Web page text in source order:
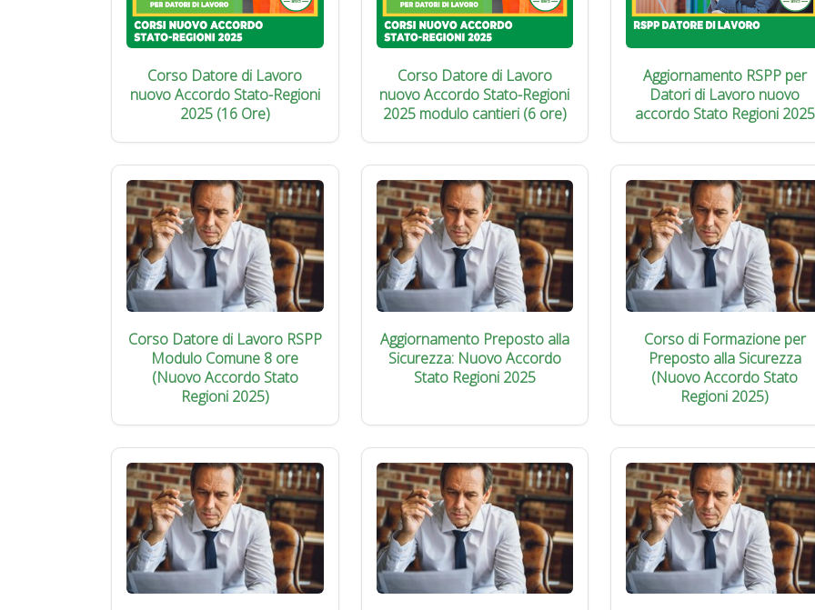
Corso Datore di Lavoro
nuovo Accordo Stato-Regioni
2025 (16 Ore)
Corso Datore di Lavoro
nuovo Accordo Stato-Regioni
2025 modulo cantieri (6 ore)
Aggiornamento RSPP per
Datori di Lavoro nuovo
accordo Stato Regioni 2025
Corso Datore di Lavoro RSPP
Modulo Comune 8 ore
(Nuovo Accordo Stato
Regioni 2025)
Aggiornamento Preposto alla
Sicurezza: Nuovo Accordo
Stato Regioni 2025
Corso di Formazione per
Preposto alla Sicurezza
(Nuovo Accordo Stato
Regioni 2025)